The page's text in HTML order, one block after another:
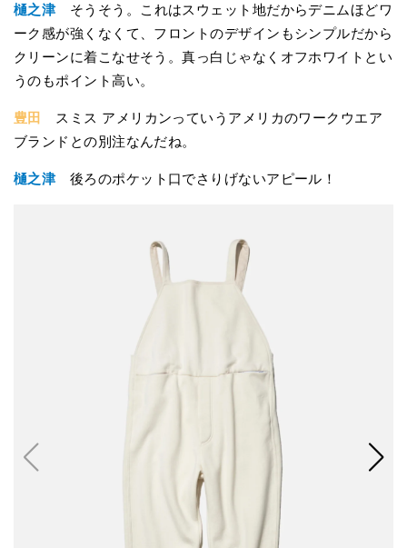
樋之津そうそう。これはスウェット地だからデニムほどワ
ーク感が強くなくて、フロントのデザインもシンプルだから
クリーンに着こなせそう。真っ白じゃなくオフホワイトとい
うのもポイント高い。
豊田
スミス アメリカンっていうアメリカのワークウエア
ブランドとの別注なんだね。
樋之津後ろのポケット口でさりげないアピール！